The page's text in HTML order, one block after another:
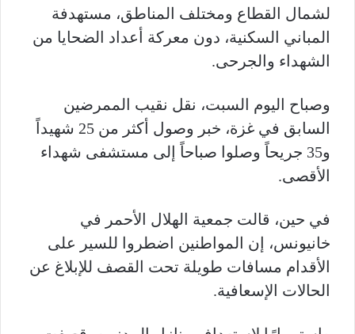
لشمال القطاع ومختلف المناطق، مستهدفة
المباني السكنية، دون معركة أعداد الضحايا من
الشهداء والجرحى.
وصباح اليوم السبت، نقل نقيب الممرضين
السابق في غزة، خبر وصول أكثر من 25 شهيداً
و35 جريحاً وصلوا صباحاً إلى مستشفى شهداء
الأقصى.
في حين، قالت جمعية الهلال الأحمر في
خانيونس، إن المواطنين اضطروا للسير على
الأقدام مسافات طويلة تحت القصف للإبلاغ عن
الحالات الإسعافية.